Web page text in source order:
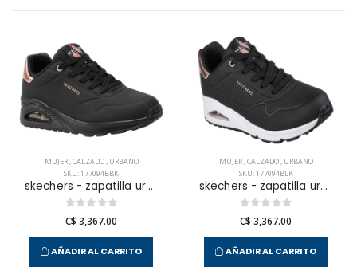
MUJER,CALZADO, URBANO
SKU: 177094BBK
skechers - zapatilla urbana uno para mujer
C$ 3,367.00
AÑADIR AL CARRITO
MUJER,CALZADO, URBANO
SKU: 177094BLK
skechers - zapatilla urbana uno para mujer
C$ 3,367.00
AÑADIR AL CARRITO